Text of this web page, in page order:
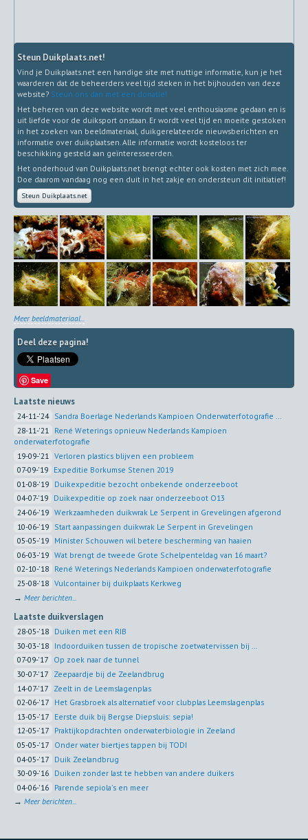
Steun Duikplaats.net!
Vind je Duikplaats.net een handige site met nuttige informatie, kun je het
waarderen dat de beheerders veel tijd steken in het bijhouden van deze
website? Steun ons dan met een donatie!
Het beheren van deze website wordt met veel enthousiasme gedaan en is
uit liefde voor de duiksport onstaan. Er wordt veel tijd en moeite gestoken
in het zoeken van beeldmateriaal, duikgerelateerde nieuwsberichten en
informatie over duikplaatsen. Alle informatie wordt kosteloos ter
beschikking gesteld aan geïnteresseerden.
Het onderhoud van Duikplaats.net brengt echter ook kosten met zich mee.
Doe daarom vandaag nog een duit in het zakje en ondersteun dit initiatief!
Steun Duikplaats.net
Meer beeldmateriaal...
Deel deze pagina!
Save
Laatste nieuws
24-11-'24 Sandra Boerlage Nederlands Kampioen Onderwaterfotografie ...
28-11-'21
René Weterings opnieuw Nederlands Kampioen
onderwaterfotografie
19-09-'21
Verloren plastics blijven een probleem
07-09-'19 Expeditie Borkumse Stenen 2019
01-08-'19 Duikexpeditie bezocht onbekende onderzeeboot
04-07-'19 Duikexpeditie op zoek naar onderzeeboot O13
24-06-'19 Werkzaamheden duikwrak Le Serpent in Grevelingen afgerond
10-06-'19 Start aanpassingen duikwrak Le Serpent in Grevelingen
05-05-'19 Minister Schouwen wil betere bescherming van haaien
06-03-'19 Wat brengt de tweede Grote Schelpenteldag van 16 maart?
02-10-'18 René Weterings Nederlands Kampioen onderwaterfotografie
25-08-'18 Vulcontainer bij duikplaats Kerkweg
→ Meer berichten...
Laatste duikverslagen
28-05-'18 Duiken met een RIB
30-03-'18 Indoorduiken tussen de tropische zoetwatervissen bij ...
07-09-'17 Op zoek naar de tunnel
30-07-'17 Zeepaardje bij de Zeelandbrug
14-07-'17 Zeelt in de Leemslagenplas
02-06-'17 Het Grasbroek als alternatief voor clubplas Leemslagenplas
13-05-'17 Eerste duik bij Bergse Diepsluis: sepia!
12-05-'17 Praktijkopdrachten onderwaterbiologie in Zeeland
05-05-'17 Onder water biertjes tappen bij TODI
04-05-'17 Duik Zeelandbrug
30-09-'16 Duiken zonder last te hebben van andere duikers
04-06-'16 Parende sepiola's en meer
→ Meer berichten...